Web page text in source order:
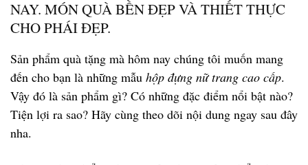
NAY. MÓN QUÀ BỀN ĐẸP VÀ THIẾT THỰC
CHO PHÁI ĐẸP.
Sản phẩm quà tặng mà hôm nay chúng tôi muốn mang
đến cho bạn là những mẫu hộp đựng nữ trang cao cấp.
Vậy đó là sản phẩm gì? Có những đặc điểm nổi bật nào?
Tiện lợi ra sao? Hãy cùng theo dõi nội dung ngay sau đây
nha.